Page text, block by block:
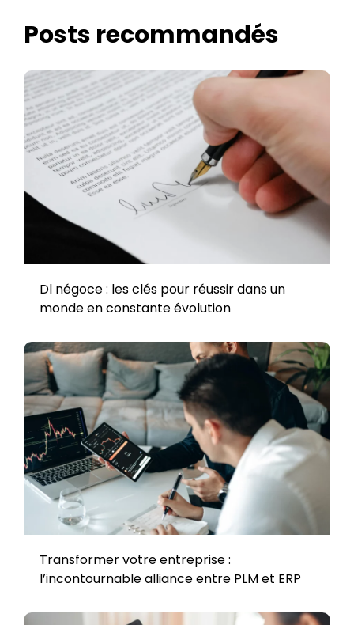
Posts recommandés
Dl négoce : les clés pour réussir dans un
monde en constante évolution
Transformer votre entreprise :
l’incontournable alliance entre PLM et ERP